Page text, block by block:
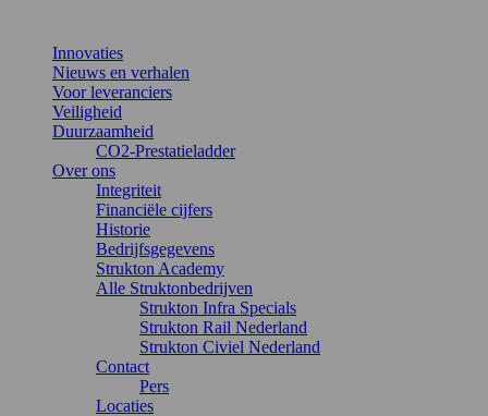
Innovaties
Nieuws en verhalen
Voor leveranciers
Veiligheid
Duurzaamheid
CO2-Prestatieladder
Over ons
Integriteit
Financiële cijfers
Historie
Bedrijfsgegevens
Strukton Academy
Alle Struktonbedrijven
Strukton Infra Specials
Strukton Rail Nederland
Strukton Civiel Nederland
Contact
Pers
Locaties